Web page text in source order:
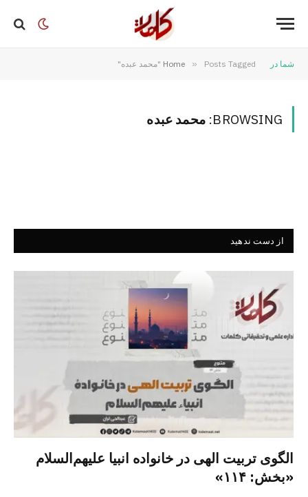
شما در Home » Posts Tagged "محمد عبده"
BROWSING: محمد عبده
از دست ندهید
الگوی تربیت الهی در خانواده انبیا‌‌ علیهم‌السلام
«بخش: ۱۱۴»